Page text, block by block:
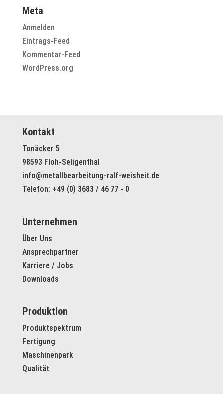
Meta
Anmelden
Eintrags-Feed
Kommentar-Feed
WordPress.org
Kontakt
Tonäcker 5
98593 Floh-Seligenthal
info@metallbearbeitung-ralf-weisheit.de
Telefon: +49 (0) 3683 / 46 77 - 0
Unternehmen
Über Uns
Ansprechpartner
Karriere / Jobs
Downloads
Produktion
Produktspektrum
Fertigung
Maschinenpark
Qualität